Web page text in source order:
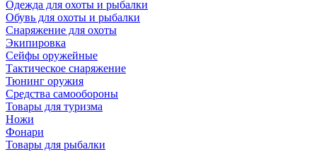
Одежда для охоты и рыбалки
Обувь для охоты и рыбалки
Снаряжение для охоты
Экипировка
Сейфы оружейные
Тактическое снаряжение
Тюнинг оружия
Средства самообороны
Товары для туризма
Ножи
Фонари
Товары для рыбалки